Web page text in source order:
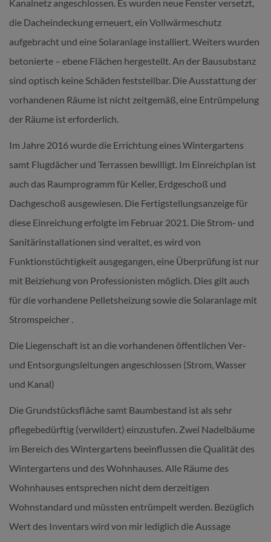
Kanalnetz angeschlossen. Es wurden neue Fenster versetzt,
die Dacheindeckung erneuert, ein Vollwärmeschutz
aufgebracht und eine Solaranlage installiert. Weiters wurden
betonierte – ebene Flächen hergestellt. An der Bausubstanz
sind optisch keine Schäden feststellbar. Die Ausstattung der
vorhandenen Räume ist nicht zeitgemäß, eine Entrümpelung
der Räume ist erforderlich.
Im Jahre 2016 wurde die Errichtung eines Wintergartens
samt Flugdächer und Terrassen bewilligt. Im Einreichplan ist
auch das Raumprogramm für Keller, Erdgeschoß und
Dachgeschoß ausgewiesen. Die Fertigstellungsanzeige für
diese Einreichung erfolgte im Februar 2021. Die Strom- und
Sanitärinstallationen sind veraltet, es wird von
Funktionstüchtigkeit ausgegangen, eine Überprüfung ist nur
mit Beiziehung von Professionisten möglich. Dies gilt auch
für die vorhandene Pelletsheizung sowie die Solaranlage mit
Stromspeicher .
Die Liegenschaft ist an die vorhandenen öffentlichen Ver-
und Entsorgungsleitungen angeschlossen (Strom, Wasser
und Kanal)
Die Grundstücksfläche samt Baumbestand ist als sehr
pflegebedürftig (verwildert) einzustufen. Zwei Nadelbäume
im Bereich des Wintergartens beeinflussen die Qualität des
Wintergartens und des Wohnhauses. Alle Räume des
Wohnhauses entsprechen nicht dem derzeitigen
Wohnstandard und müssten entrümpelt werden. Bezüglich
Wert des Inventars wird von mir lediglich die Aussage